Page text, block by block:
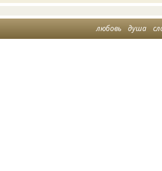
любовь душа